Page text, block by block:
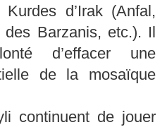
d’Irak (Anfal,
des Barzanis, etc.). Il
d’effacer une
de la mosaïque
continuent de jouer